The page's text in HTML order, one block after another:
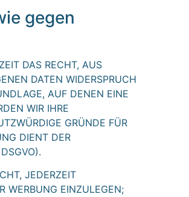
gegen
DAS RECHT, AUS
DATEN WIDERSPRUCH
AUF DENEN EINE
WIR IHRE
GRÜNDE FÜR
DIENT DER
JEDERZEIT
WERBUNG EINZULEGEN;